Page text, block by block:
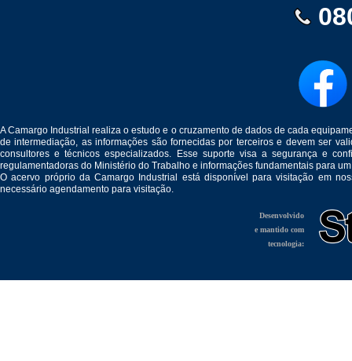
A Camargo Industrial realiza o estudo e o cruzamento de dados de cada
de intermediação, as informações são fornecidas por terceiros e devem ser
consultores e técnicos especializados. Esse suporte visa a segurança e
regulamentadoras do Ministério do Trabalho e informações fundamentais para
O acervo próprio da Camargo Industrial está disponível para visitação em
necessário agendamento para visitação.
Desenvolvido
e mantido com
tecnologia: